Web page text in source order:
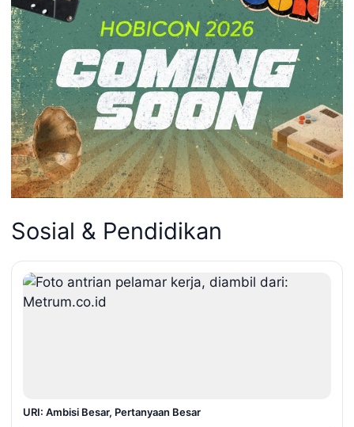
Sosial & Pendidikan
URI: Ambisi Besar, Pertanyaan Besar